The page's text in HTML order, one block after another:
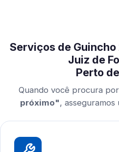
Serviços de
Juiz de
Perto
Quando você procura por
próximo",